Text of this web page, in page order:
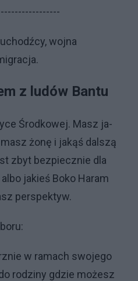
wojna
z lu­dów Ban­tu
Środ­ko­wej. Ma­sz ja­
żo­nę i ja­kąś dal­szą
zbyt bez­piecz­nie dla
ja­kieś Bo­ko Ha­ram
per­spek­tyw.
w ra­ma­ch swo­je­go
ro­dzi­ny gdzie mo­że­sz